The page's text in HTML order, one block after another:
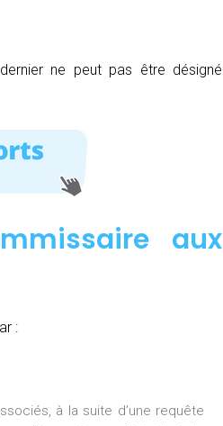
ne peut pas être désigné
aux
:
à la suite d’une requête